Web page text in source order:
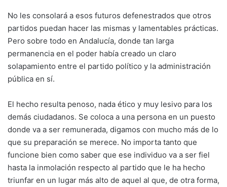
No les consolará a esos futuros defenestrados que otros
partidos puedan hacer las mismas y lamentables prácticas.
Pero sobre todo en Andalucía, donde tan larga
permanencia en el poder había creado un claro
solapamiento entre el partido político y la administración
pública en sí.
El hecho resulta penoso, nada ético y muy lesivo para los
demás ciudadanos. Se coloca a una persona en un puesto
donde va a ser remunerada, digamos con mucho más de lo
que su preparación se merece. No importa tanto que
funcione bien como saber que ese individuo va a ser fiel
hasta la inmolación respecto al partido que le ha hecho
triunfar en un lugar más alto de aquel al que, de otra forma,